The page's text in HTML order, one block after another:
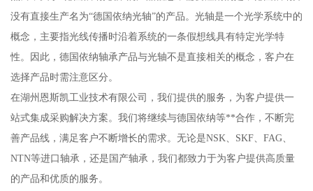
没有直接生产名为“德国依纳光轴”的产品。光轴是一个光学系统中的
概念，主要指光线传播时沿着系统的一条假想线具有特定光学特
性。因此，德国依纳轴承产品与光轴不是直接相关的概念，客户在
选择产品时需注意区分。
在湖州恩斯凯工业技术有限公司，我们提供的服务，为客户提供一
站式集成采购解决方案。我们将继续与德国依纳等**合作，不断完
善产品线，满足客户不断增长的需求。无论是NSK、SKF、FAG、
NTN等进口轴承，还是国产轴承，我们都致力于为客户提供高质量
的产品和优质的服务。